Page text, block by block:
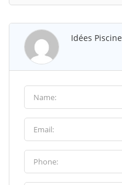
Idées Piscine